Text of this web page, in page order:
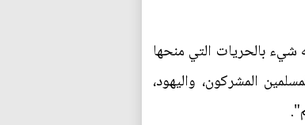
شيء بالحريات التي منحها
المشركون، واليهود،